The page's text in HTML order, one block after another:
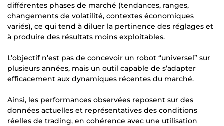
différentes phases de marché (tendances, ranges,
changements de volatilité, contextes économiques
variés), ce qui tend à diluer la pertinence des réglages et
à produire des résultats moins exploitables.
L’objectif n’est pas de concevoir un robot “universel” sur
plusieurs années, mais un outil capable de s’adapter
efficacement aux dynamiques récentes du marché.
Ainsi, les performances observées reposent sur des
données actuelles et représentatives des conditions
réelles de trading, en cohérence avec une utilisation